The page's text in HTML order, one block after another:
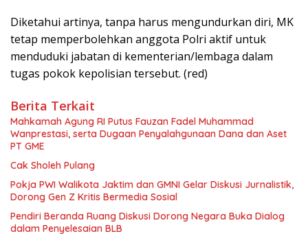
Diketahui artinya, tanpa harus mengundurkan diri, MK
tetap memperbolehkan anggota Polri aktif untuk
menduduki jabatan di kementerian/lembaga dalam
tugas pokok kepolisian tersebut. (red)
Berita Terkait
Mahkamah Agung RI Putus Fauzan Fadel Muhammad
Wanprestasi, serta Dugaan Penyalahgunaan Dana dan Aset
PT GME
Cak Sholeh Pulang
Pokja PWI Walikota Jaktim dan GMNI Gelar Diskusi Jurnalistik,
Dorong Gen Z Kritis Bermedia Sosial
Pendiri Beranda Ruang Diskusi Dorong Negara Buka Dialog
dalam Penyelesaian BLB